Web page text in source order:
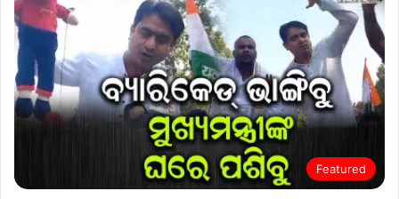
Featured